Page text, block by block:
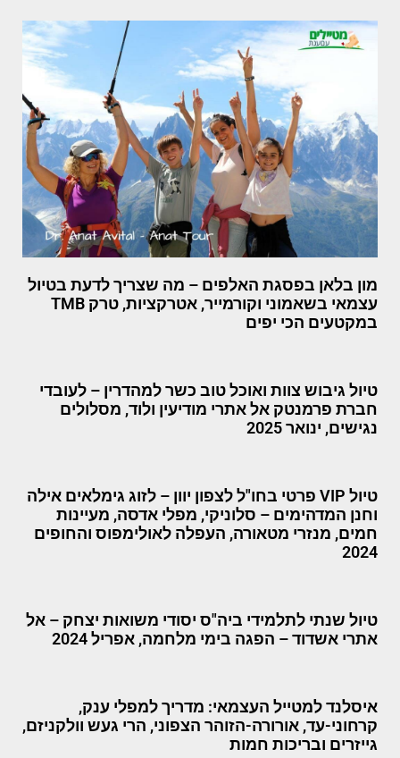
מון בלאן בפסגת האלפים – מה שצריך לדעת בטיול
עצמאי בשאמוני וקורמייר, אטרקציות, טרק TMB
במקטעים הכי יפים
טיול גיבוש צוות ואוכל טוב כשר למהדרין – לעובדי
חברת פרמנטק אל אתרי מודיעין ולוד, מסלולים
נגישים, ינואר 2025
טיול VIP פרטי בחו"ל לצפון יוון – לזוג גימלאים אילה
וחנן המדהימים – סלוניקי, מפלי אדסה, מעיינות
חמים, מנזרי מטאורה, העפלה לאולימפוס והחופים
2024
טיול שנתי לתלמידי ביה"ס יסודי משואות יצחק – אל
אתרי אשדוד – הפגה בימי מלחמה, אפריל 2024
איסלנד למטייל העצמאי: מדריך למפלי ענק,
קרחוני-עד, אורורה-הזוהר הצפוני, הרי געש וולקניזם,
גייזרים ובריכות חמות